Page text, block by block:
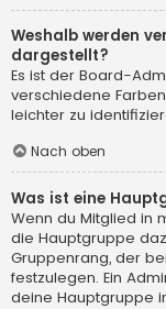
Weshalb werden
dargestellt?
Es ist der Board-
verschiedene
leichter zu
Nach oben
Was ist eine
Wenn du Mitglied in
die Hauptgruppe
Gruppenrang, der
festzulegen. Ein
deine Hauptgruppe